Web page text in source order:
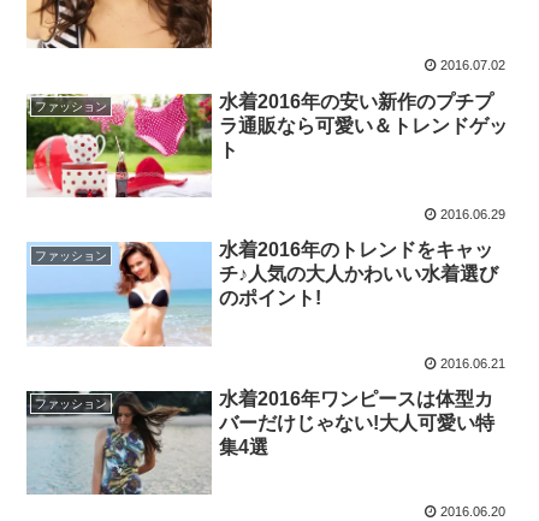
2016.07.02
ファッション
水着2016年の安い新作のプチプ
ラ通販なら可愛い＆トレンドゲッ
ト
2016.06.29
ファッション
水着2016年のトレンドをキャッ
チ♪人気の大人かわいい水着選び
のポイント!
2016.06.21
ファッション
水着2016年ワンピースは体型カ
バーだけじゃない!大人可愛い特
集4選
2016.06.20